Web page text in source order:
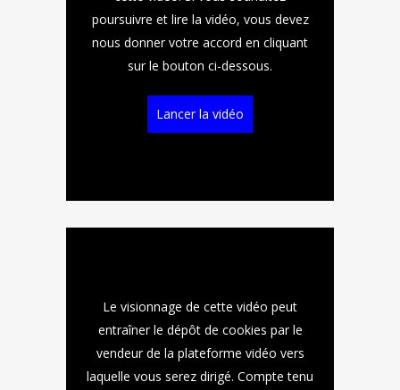
poursuivre et lire la vidéo, vous devez
nous donner votre accord en cliquant
sur le bouton ci-dessous.
Lancer la vidéo
Le visionnage de cette vidéo peut
entraîner le dépôt de cookies par le
vendeur de la plateforme vidéo vers
laquelle vous serez dirigé. Compte tenu